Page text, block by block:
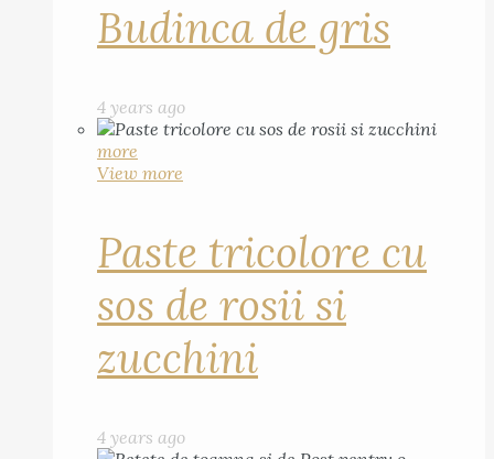
Budinca de gris
4 years ago
more
View more
Paste tricolore cu
sos de rosii si
zucchini
4 years ago